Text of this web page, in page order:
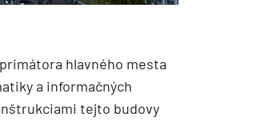
hlavného mesta
a informačných
tejto budovy